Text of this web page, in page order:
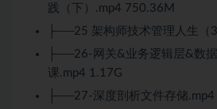
践（下）.mp4 750.36M
├──25 架构师技术管理人生（
├──26-网关&业务逻辑层&数
课.mp4 1.17G
├──27-深度剖析文件存储